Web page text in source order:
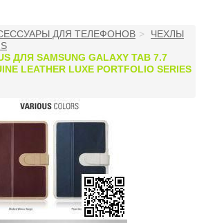
ДЛЯ ТЕЛЕФОНОВ
ЧЕХЛЫ
ДЛЯ SAMSUNG GALAXY TAB 7.7
LEATHER LUXE PORTFOLIO SERIES